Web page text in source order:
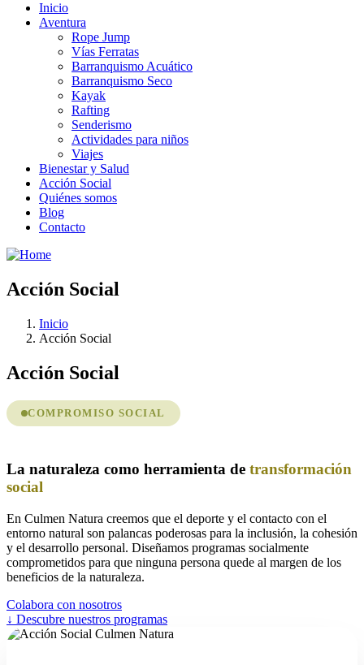
Inicio
Aventura
Rope Jump
Vías Ferratas
Barranquismo Acuático
Barranquismo Seco
Kayak
Rafting
Senderismo
Actividades para niños
Viajes
Bienestar y Salud
Acción Social
Quiénes somos
Blog
Contacto
Acción Social
Inicio
Acción Social
Acción Social
COMPROMISO SOCIAL
La naturaleza como herramienta de transformación
social
En Culmen Natura creemos que el deporte y el contacto con el
entorno natural son palancas poderosas para la inclusión, la cohesión
y el desarrollo personal. Diseñamos programas socialmente
comprometidos para que ninguna persona quede al margen de los
beneficios de la naturaleza.
Colabora con nosotros
↓ Descubre nuestros programas